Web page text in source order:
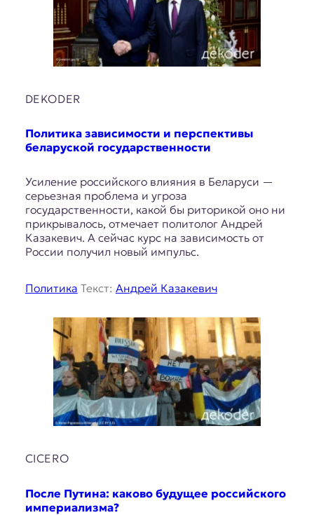
DEKODER
Политика зависимости и перспективы
беларуской государственности
Усиление российского влияния в Беларуси —
серьезная проблема и угроза
государственности, какой бы риторикой оно ни
прикрывалось, отмечает политолог Андрей
Казакевич. А сейчас курс на зависимость от
России получил новый импульс.
Политика Текст: Андрей Казакевич
CICERO
После Путина: каково будущее российского
империализма?